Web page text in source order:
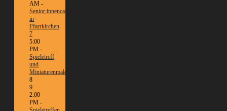
AM -
Senior:innencafé
in
Pfarrkirchen
7
5:00
PM -
Spieletreff
und
Miniaturenmalen/Tabletop
8
9
2:00
PM -